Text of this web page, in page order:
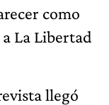
como
La Libertad
llegó